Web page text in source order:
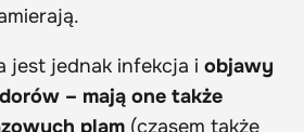
jest jednak infekcja i objawy
– mają one także
plam (czasem także